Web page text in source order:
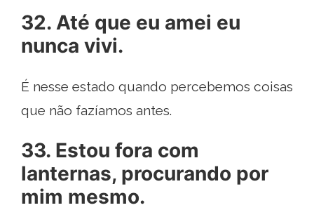
32. Até que eu amei eu
nunca vivi.
É nesse estado quando percebemos coisas
que não fazíamos antes.
33. Estou fora com
lanternas, procurando por
mim mesmo.